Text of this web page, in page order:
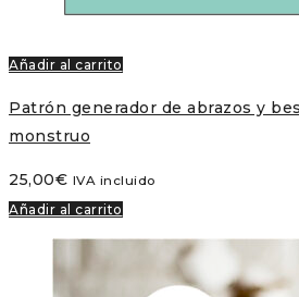
Añadir al carrito
Patrón generador de abrazos y
monstruo
25,00€ IVA incluido
Añadir al carrito